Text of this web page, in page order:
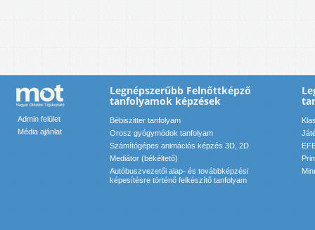
Admin felület
Média ajánlat
Legnépszerűbb Felnőttképző
tanfolyamok képzések
Bébiszitter tanfolyam
Orosz gyógymódok tanfolyam
Számítógépes animációs képzés 3D, 2D
Mediátor (békéltető)
Autóbuszvezetői alap- és továbbképzési
képesítésre történő felkészítő tanfolyam